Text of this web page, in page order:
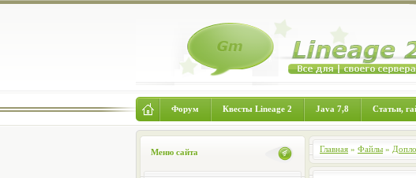
Форум Квесты Lineage 2 Java 7,8 Статьи,
Меню сайта Главная » Файлы »